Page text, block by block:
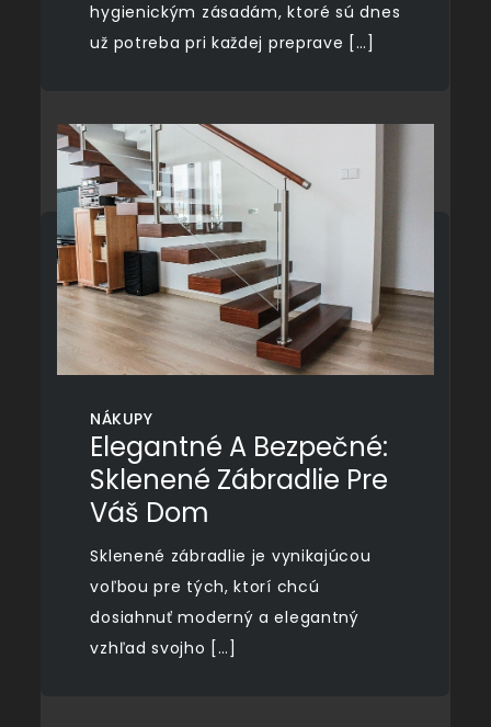
hygienickým zásadám, ktoré sú dnes
už potreba pri každej preprave […]
NÁKUPY
Elegantné A Bezpečné:
Sklenené Zábradlie Pre
Váš Dom
Sklenené zábradlie je vynikajúcou
voľbou pre tých, ktorí chcú
dosiahnuť moderný a elegantný
vzhľad svojho […]